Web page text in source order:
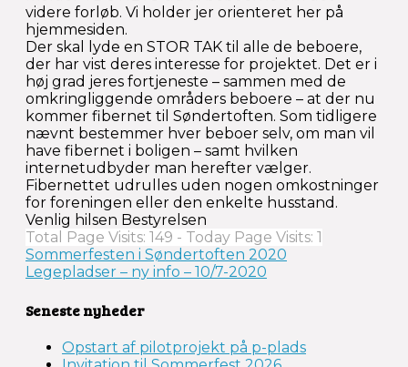
videre forløb. Vi holder jer orienteret her på
hjemmesiden.
Der skal lyde en STOR TAK til alle de beboere,
der har vist deres interesse for projektet. Det er i
høj grad jeres fortjeneste – sammen med de
omkringliggende områders beboere – at der nu
kommer fibernet til Søndertoften. Som tidligere
nævnt bestemmer hver beboer selv, om man vil
have fibernet i boligen – samt hvilken
internetudbyder man herefter vælger.
Fibernettet udrulles uden nogen omkostninger
for foreningen eller den enkelte husstand.
Venlig hilsen Bestyrelsen
Total Page Visits: 149 - Today Page Visits: 1
Indlægsnavigation
Sommerfesten i Søndertoften 2020
Legepladser – ny info – 10/7-2020
Seneste nyheder
Opstart af pilotprojekt på p-plads